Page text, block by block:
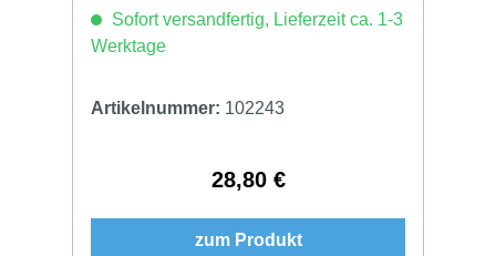
Sofort versandfertig, Lieferzeit ca. 1-3
Werktage
Artikelnummer: 102243
Regulärer Preis:
28,80 €
zum Produkt